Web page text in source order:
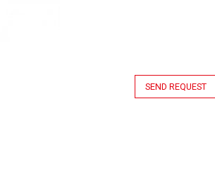
SEND REQUEST